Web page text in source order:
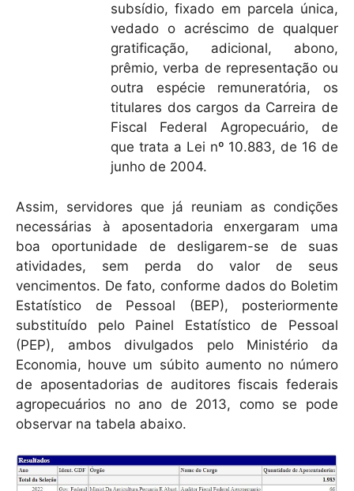
subsídio, fixado em parcela única,
vedado o acréscimo de qualquer
gratificação, adicional, abono,
prêmio, verba de representação ou
outra espécie remuneratória, os
titulares dos cargos da Carreira de
Fiscal Federal Agropecuário, de
que trata a Lei nº 10.883, de 16 de
junho de 2004.
Assim, servidores que já reuniam as condições
necessárias à aposentadoria enxergaram uma
boa oportunidade de desligarem-se de suas
atividades, sem perda do valor de seus
vencimentos. De fato, conforme dados do Boletim
Estatístico de Pessoal (BEP), posteriormente
substituído pelo Painel Estatístico de Pessoal
(PEP), ambos divulgados pelo Ministério da
Economia, houve um súbito aumento no número
de aposentadorias de auditores fiscais federais
agropecuários no ano de 2013, como se pode
observar na tabela abaixo.